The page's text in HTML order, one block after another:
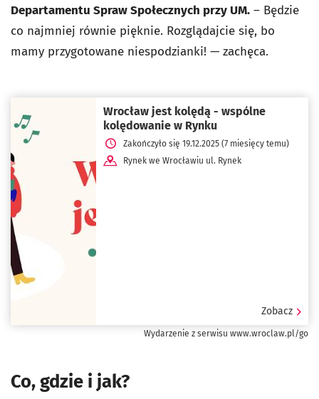
Departamentu Spraw Społecznych przy UM. – Będzie
co najmniej równie pięknie. Rozglądajcie się, bo
mamy przygotowane niespodzianki! — zachęca.
Wrocław jest kolędą - wspólne
kolędowanie w Rynku
Zakończyło się 19.12.2025 (7 miesięcy temu)
Rynek we Wrocławiu ul. Rynek
Zobacz
Wydarzenie z serwisu www.wroclaw.pl/go
Co, gdzie i jak?